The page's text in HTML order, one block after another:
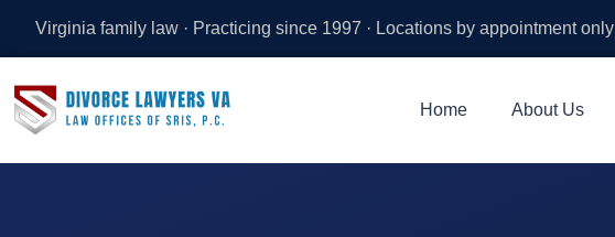
Virginia family law · Practicing since 1997 · Locations by appointment only
Home About Us